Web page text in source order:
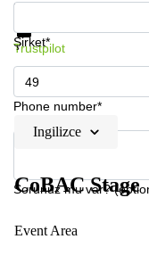
Şirket*
Phone number*
Sorunuz mu var?
Fiyat ve bilgi için Email
Trustpilot
Ingilizce
CoBAC Stage
Event Area